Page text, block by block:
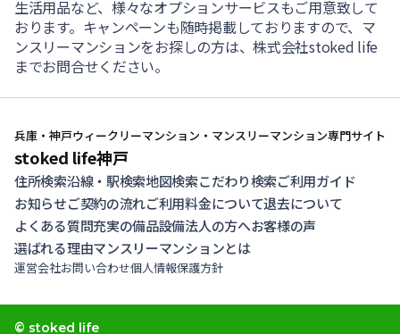
生活用品など、様々なオプションサービスもご用意致して
おります。キャンペーンも随時掲載しておりますので、マ
ンスリーマンションをお探しの方は、株式会社stoked life
までお問合せください。
兵庫・神戸ウィークリーマンション・マンスリーマンション専門サイト
stoked life神戸
住所検索沿線・駅検索地図検索こだわり検索ご利用ガイド
お知らせご契約の流れご利用料金について退去について
よくある質問充実の備品設備法人の方へお客様の声
選ばれる理由マンスリーマンションとは
運営会社お問い合わせ個人情報保護方針
© stoked life